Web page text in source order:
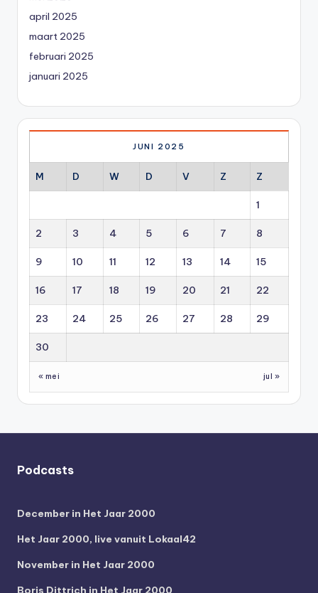
april 2025
maart 2025
februari 2025
januari 2025
JUNI 2025
M D W D V Z Z
1
2 3 4 5 6 7 8
9 10 11 12 13 14 15
16 17 18 19 20 21 22
23 24 25 26 27 28 29
30
« mei jul »
Podcasts
December in Het Jaar 2000
Het Jaar 2000, live vanuit Lokaal42
November in Het Jaar 2000